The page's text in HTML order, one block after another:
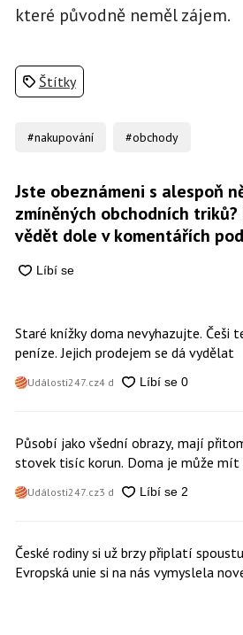
které původně neměl zájem.
Štítky
#nakupování #obchody
Jste obeznámeni s alespoň
zmíněných obchodních
vědět dole v komentářích
Staré knížky doma nevyhazujte. Češi
peníze. Jejich prodejem se dá vydělat
Události247.cz4 d
Působí jako všední obrazy, mají
stovek tisíc korun. Doma je může mít
Události247.cz3 d
České rodiny si už brzy připlatí
Evropská unie si na nás vymyslela